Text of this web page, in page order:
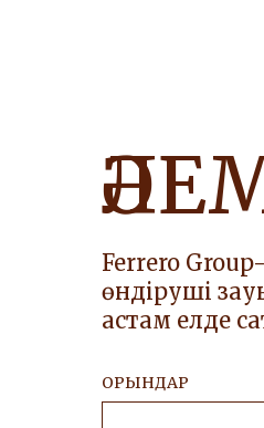
Ferrero
өндіруші
астам елде
ОРЫНДАР